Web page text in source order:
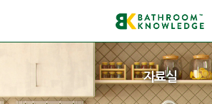
자료실